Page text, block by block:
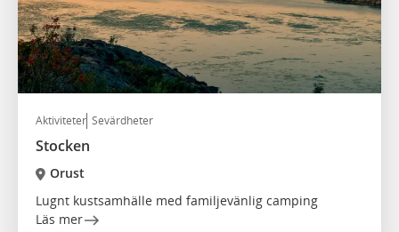
Aktiviteter Sevärdheter
Stocken
Orust
Lugnt kustsamhälle med familjevänlig camping
Läs mer